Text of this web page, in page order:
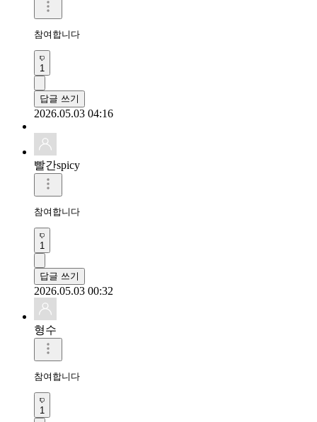
참여합니다
1
답글 쓰기
2026.05.03 04:16
빨간spicy
참여합니다
1
답글 쓰기
2026.05.03 00:32
형수
참여합니다
1